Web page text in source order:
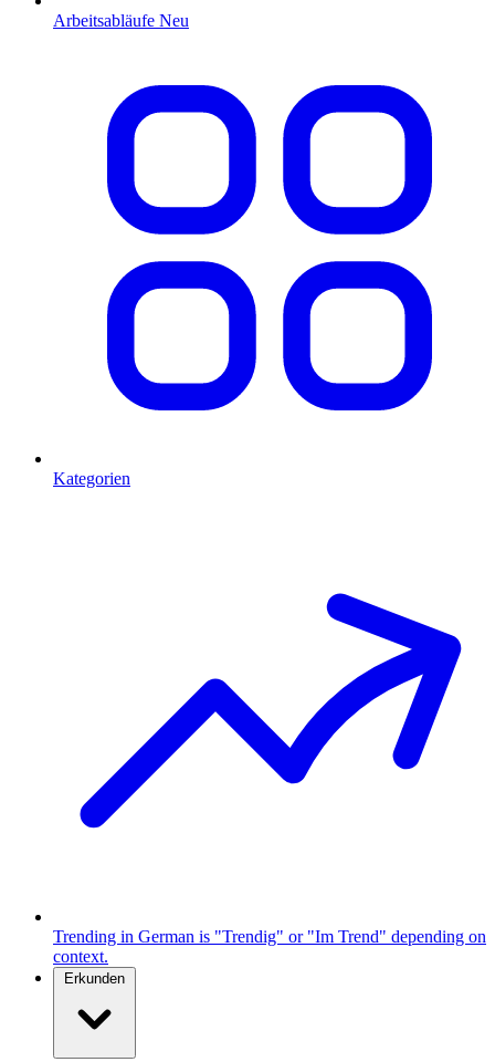
Arbeitsabläufe Neu
Kategorien
Trending in German is "Trendig" or "Im Trend" depending on
context.
Erkunden